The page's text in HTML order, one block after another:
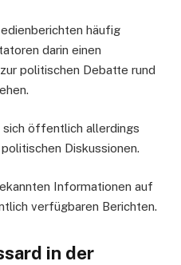
häufig
darin einen
politischen Debatte rund
sich öffentlich allerdings
Diskussionen.
Informationen auf
verfügbaren Berichten.
in der